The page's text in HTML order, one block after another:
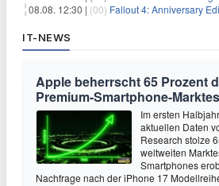
08.08. 12:30 | (00) Fallout 4: Anniversary
IT-NEWS
Apple beherrscht 65 Prozent
Premium-Smartphone-Marktes
Im ersten
aktuellen Daten
Research stolze
weltweiten
Smartphones
Nachfrage nach der iPhone 17